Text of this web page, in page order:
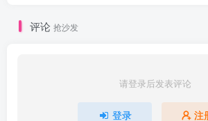
评论 抢沙发
请登录后发表评论
登录 注